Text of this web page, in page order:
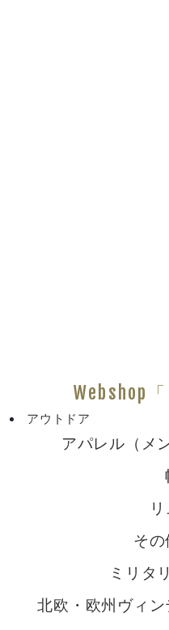
Webshop
アウトドア
アパレル（メ
そ
ミリタ
北欧・欧州ヴィ